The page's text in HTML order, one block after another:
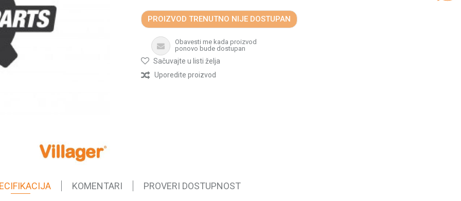
PROIZVOD TRENUTNO NIJE DOSTUPAN
Obavesti me kada proizvod
ponovo bude dostupan
Sačuvajte u listi želja
Uporedite proizvod
KOMENTARI PROVERI DOSTUPNOST